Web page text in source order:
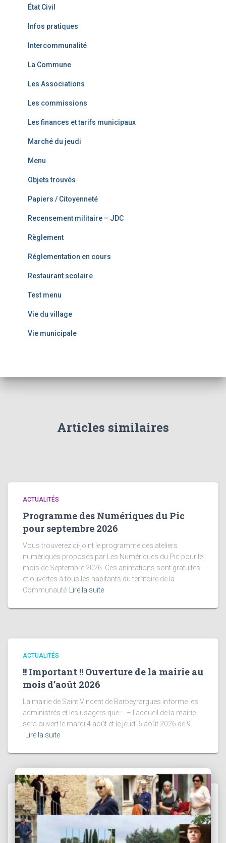
État Civil
Infos pratiques
Intercommunalité
La Commune
Les Associations
Les commissions
Les finances et tarifs municipaux
Marché du jeudi
Menu
Objets trouvés
Papiers / Citoyenneté
Recensement militaire – JDC
Règlement
Réglementation en cours
Restaurant scolaire
Test menu
Vie du village
Vie municipale
Articles similaires
ACTUALITÉS
Programme des Numériques du Pic
pour septembre 2026
Vous trouverez ci-joint le programme des ateliers
numériques proposés par Les Numériques du Pic pour le
mois de Septembre 2026. Ces animations sont gratuites
et ouvertes à tous les habitants du territoire de la
Communauté Lire la suite
ACTUALITÉS
!! Important !! Ouverture de la mairie au
mois d’août 2026
La mairie de Saint Vincent de Barbeyrargues informe les
administrés et les usagers que : – l’accueil de la mairie
sera ouvert le mardi 4 août et le jeudi 6 août 2026 de 9
Lire la suite